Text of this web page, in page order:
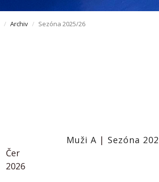
Archiv Sezóna 2025/26
Čer
2026
Muži A | Sezóna